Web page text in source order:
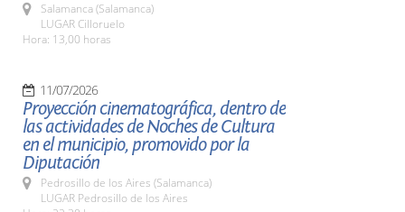
Salamanca (Salamanca)
LUGAR Cilloruelo
Hora: 13,00 horas
11/07/2026
Proyección cinematográfica, dentro de
las actividades de Noches de Cultura
en el municipio, promovido por la
Diputación
Pedrosillo de los Aires (Salamanca)
LUGAR Pedrosillo de los Aires